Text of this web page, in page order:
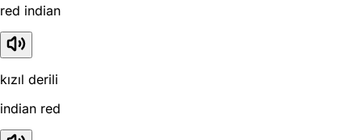
red indian
kızıl derili
indian red